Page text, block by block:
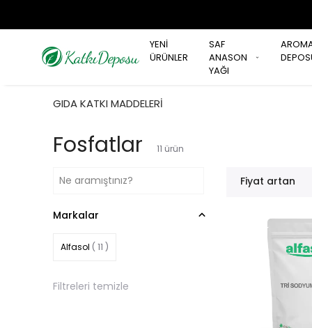
YENİ
ÜRÜNLER
SAF
ANASON
YAĞI
GIDA KATKI MADDELERİ
Fosfatlar 11 ürün
Fiyat artan
Markalar
Alfasol ( 11 )
Filtreleri temizle